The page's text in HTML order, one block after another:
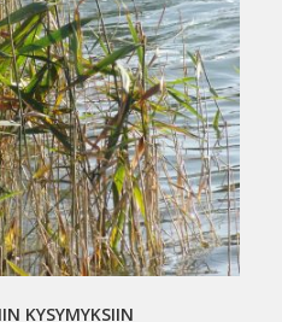
KYSYMYKSIIN